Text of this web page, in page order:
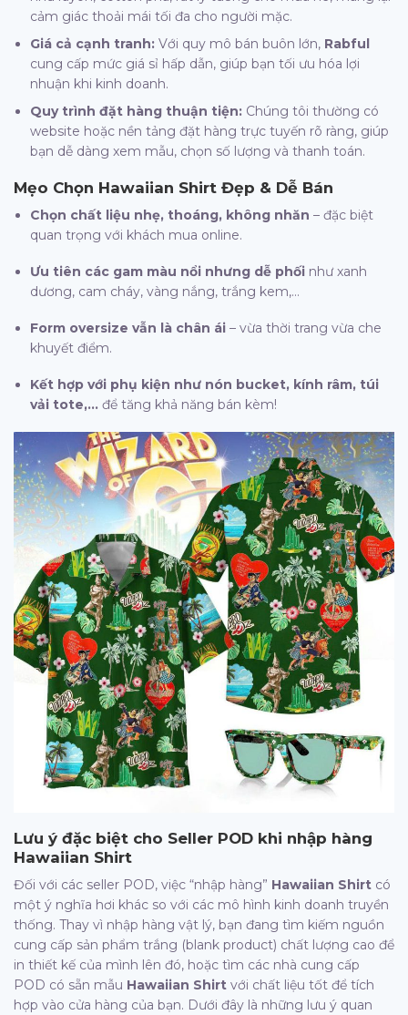
cảm giác thoải mái tối đa cho người mặc.
Giá cả cạnh tranh: Với quy mô bán buôn lớn, Rabful
cung cấp mức giá sỉ hấp dẫn, giúp bạn tối ưu hóa lợi
nhuận khi kinh doanh.
Quy trình đặt hàng thuận tiện: Chúng tôi thường có
website hoặc nền tảng đặt hàng trực tuyến rõ ràng, giúp
bạn dễ dàng xem mẫu, chọn số lượng và thanh toán.
Mẹo Chọn Hawaiian Shirt Đẹp & Dễ Bán
Chọn chất liệu nhẹ, thoáng, không nhăn – đặc biệt
quan trọng với khách mua online.
Ưu tiên các gam màu nổi nhưng dễ phối như xanh
dương, cam cháy, vàng nắng, trắng kem,…
Form oversize vẫn là chân ái – vừa thời trang vừa che
khuyết điểm.
Kết hợp với phụ kiện như nón bucket, kính râm, túi
vải tote,… để tăng khả năng bán kèm!
Lưu ý đặc biệt cho Seller POD khi nhập hàng
Hawaiian Shirt
Đối với các seller POD, việc “nhập hàng” Hawaiian Shirt có
một ý nghĩa hơi khác so với các mô hình kinh doanh truyền
thống. Thay vì nhập hàng vật lý, bạn đang tìm kiếm nguồn
cung cấp sản phẩm trắng (blank product) chất lượng cao để
in thiết kế của mình lên đó, hoặc tìm các nhà cung cấp
POD có sẵn mẫu Hawaiian Shirt với chất liệu tốt để tích
hợp vào cửa hàng của bạn. Dưới đây là những lưu ý quan